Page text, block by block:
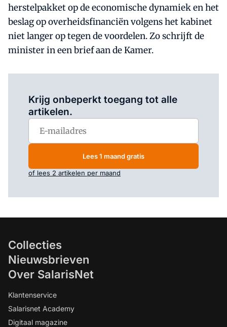
herstelpakket op de economische dynamiek en het
beslag op overheidsfinanciën volgens het kabinet
niet langer op tegen de voordelen. Zo schrijft de
minister in een brief aan de Kamer.
Krijg onbeperkt toegang tot alle
artikelen.
Lees 1 maand gratis
of lees 2 artikelen per maand
Collecties
Nieuwsbrieven
Over SalarisNet
Klantenservice
Salarisnet Academy
Digitaal magazine